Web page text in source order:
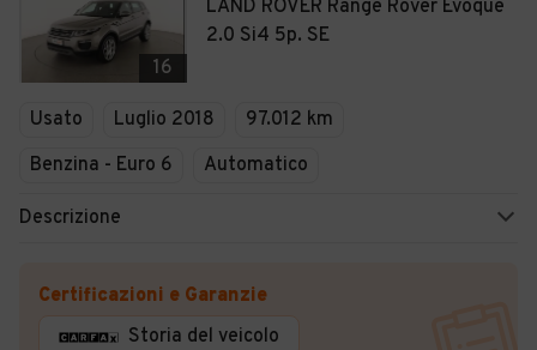
16
LAND ROVER Range Rover Evoque
2.0 Si4 5p. SE
Usato Luglio 2018
97.012 km
Benzina - Euro 6
Automatico
Descrizione
Certificazioni e Garanzie
Storia del veicolo